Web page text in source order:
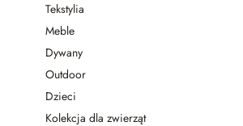
Tekstylia
Meble
Dywany
Outdoor
Dzieci
Kolekcja dla zwierząt